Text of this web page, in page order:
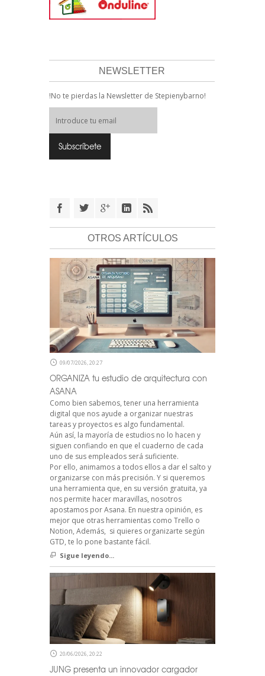
NEWSLETTER
!No te pierdas la Newsletter de Stepienybarno!
OTROS ARTÍCULOS
09/07/2026, 20:27
ORGANIZA tu estudio de arquitectura con
ASANA
Como bien sabemos, tener una herramienta
digital que nos ayude a organizar nuestras
tareas y proyectos es algo fundamental.
Aún así, la mayoría de estudios no lo hacen y
siguen confiando en que el cuaderno de cada
uno de sus empleados será suficiente.
Por ello, animamos a todos ellos a dar el salto y
organizarse con más precisión. Y si queremos
una herramienta que, en su versión gratuita, ya
nos permite hacer maravillas, nosotros
apostamos por Asana. En nuestra opinión, es
mejor que otras herramientas como Trello o
Notion, Además, si quieres organizarte según
GTD, te lo pone bastante fácil.
Sigue leyendo...
20/06/2026, 20:22
JUNG presenta un innovador cargador